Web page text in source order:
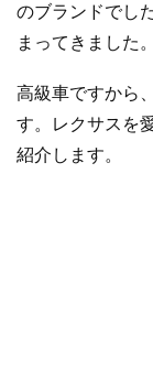
のブランドでし
まってきました。
高級車ですから
す。レクサスを
紹介します。